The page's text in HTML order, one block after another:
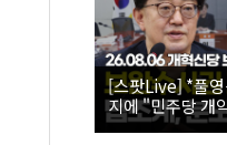
[스팟Live] *풀영
지에 "민주당 개
26.08.06 개혁신